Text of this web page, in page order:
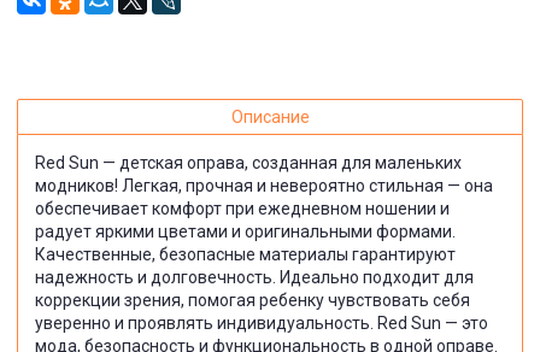
Описание
Red Sun — детская оправа, созданная для маленьких
модников! Легкая, прочная и невероятно стильная — она
обеспечивает комфорт при ежедневном ношении и
радует яркими цветами и оригинальными формами.
Качественные, безопасные материалы гарантируют
надежность и долговечность. Идеально подходит для
коррекции зрения, помогая ребенку чувствовать себя
уверенно и проявлять индивидуальность. Red Sun — это
мода, безопасность и функциональность в одной оправе.